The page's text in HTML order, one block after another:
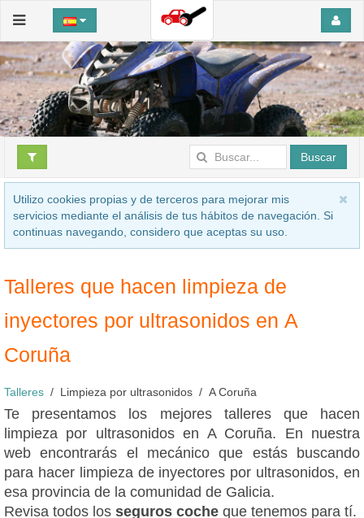
Buscar
Utilizo cookies propias y de terceros para mejorar mis
servicios mediante el análisis de tus hábitos de navegación. Si
continuas navegando, considero que aceptas su uso.
Talleres que hacen limpieza de
inyectores por ultrasonidos en A
Coruña
Talleres Limpieza por ultrasonidos A Coruña
Te presentamos los mejores talleres que hacen
limpieza por ultrasonidos en A Coruña. En nuestra
web encontrarás el mecánico que estás buscando
para hacer limpieza de inyectores por ultrasonidos, en
esa provincia de la comunidad de Galicia.
Revisa todos los seguros coche que tenemos para tí.